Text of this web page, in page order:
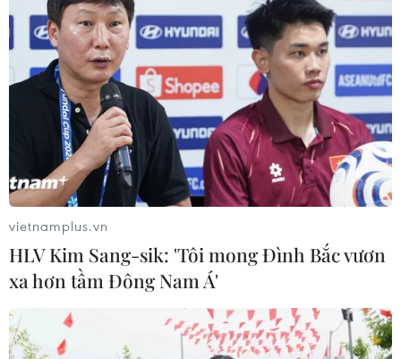
Giá vàng trong nước biến động không
đồng nhất sau ngày vía Thần Tài
22/02/2021 02:39
Phiên sáng 22/2, giá vàng trong nước biến động không
đồng nhất. Trong khi nhiều doanh nghiệp giữ ổn định thì
Công ty vàng bạc đá quý Sài Gòn giảm tới 250.000
đồng/lượng.
vietnamplus.vn
HLV Kim Sang-sik: 'Tôi mong Đình Bắc vươn
xa hơn tầm Đông Nam Á'